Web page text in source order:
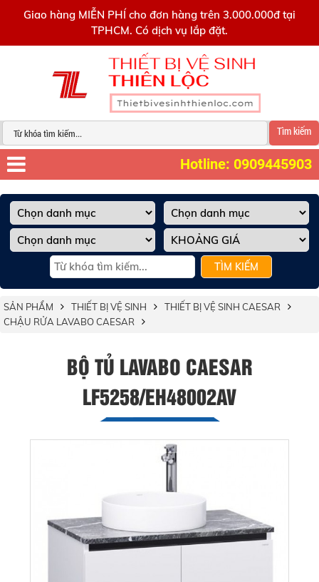
Giao hàng MIỄN PHÍ cho đơn hàng trên 3.000.000đ tại
TPHCM. Có dịch vụ lắp đặt.
Tìm kiếm
Hotline: 0909445903
TÌM KIẾM
SẢN PHẨM THIẾT BỊ VỆ SINH
THIẾT BỊ VỆ SINH CAESAR
CHẬU RỬA LAVABO CAESAR
BỘ TỦ LAVABO CAESAR
LF5258/EH48002AV
0909445903